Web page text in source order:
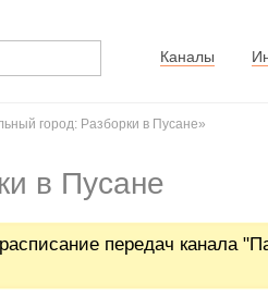
Каналы
город: Разборки в Пусане»
в Пусане
расписание передач канала